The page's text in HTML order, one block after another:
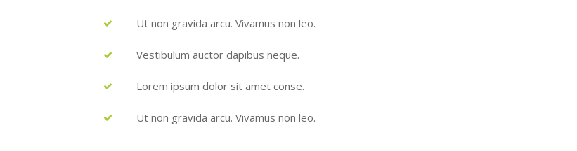
Ut non gravida arcu. Vivamus non leo.
Vestibulum auctor dapibus neque.
Lorem ipsum dolor sit amet conse.
Ut non gravida arcu. Vivamus non leo.